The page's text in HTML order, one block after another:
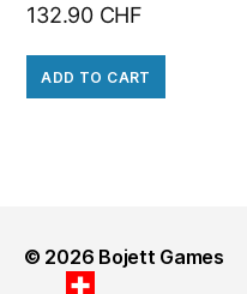
132.90 CHF
ADD TO CART
© 2026 Bojett Games